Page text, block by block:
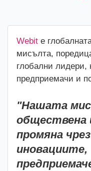
Webit е
мисълта,
глобални лидери,
предприемачи и
"Нашата
обществена
промяна
иновациите,